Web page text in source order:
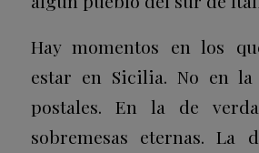
Hay momentos en los
estar en Sicilia. No en
postales. En la de
sobremesas eternas. La